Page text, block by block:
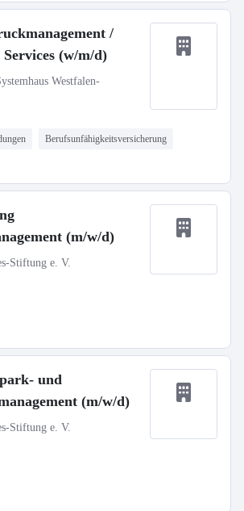
/
(w/m/d)
Westfalen-
Berufsunfähigkeitsversicherung
(m/w/d)
Stiftung e. V.
und
(m/w/d)
Stiftung e. V.